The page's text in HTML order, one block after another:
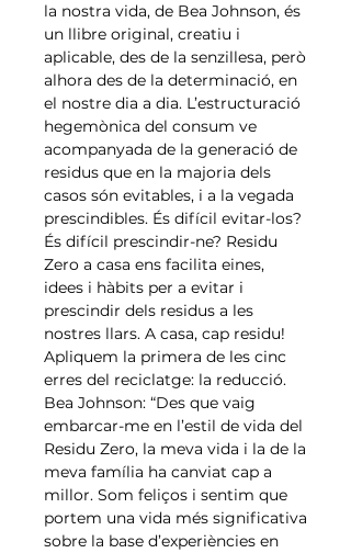
la nostra vida, de Bea Johnson, és
un llibre original, creatiu i
aplicable, des de la senzillesa, però
alhora des de la determinació, en
el nostre dia a dia. L’estructuració
hegemònica del consum ve
acompanyada de la generació de
residus que en la majoria dels
casos són evitables, i a la vegada
prescindibles. És difícil evitar-los?
És difícil prescindir-ne? Residu
Zero a casa ens facilita eines,
idees i hàbits per a evitar i
prescindir dels residus a les
nostres llars. A casa, cap residu!
Apliquem la primera de les cinc
erres del reciclatge: la reducció.
Bea Johnson: “Des que vaig
embarcar-me en l’estil de vida del
Residu Zero, la meva vida i la de la
meva família ha canviat cap a
millor. Som feliços i sentim que
portem una vida més significativa
sobre la base d’experiències en